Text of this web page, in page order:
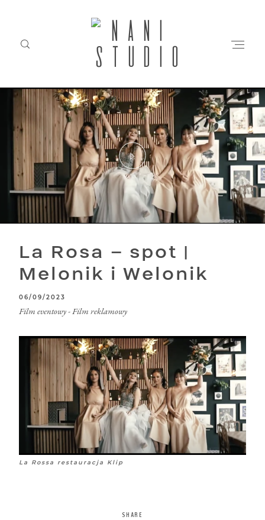
La Rosa – spot |
Melonik i Welonik
06/09/2023
Film eventowy-Film reklamowy
La Rossa restauracja Klip
SHARE
STRONA GŁÓWNA
O NAS
FILM
FOTOGRAFIA
NANI MEDIA
KONTAKT